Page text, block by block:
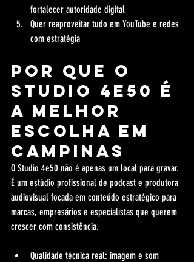
fortalecer autoridade digital
Quer reaproveitar tudo em YouTube e redes
com estratégia
Por que o
Studio 4e50 é
a melhor
escolha em
Campinas
O Studio 4e50 não é apenas um local para gravar.
É um estúdio profissional de podcast e produtora
audiovisual focada em conteúdo estratégico para
marcas, empresários e especialistas que querem
crescer com consistência.
Qualidade técnica real: imagem e som